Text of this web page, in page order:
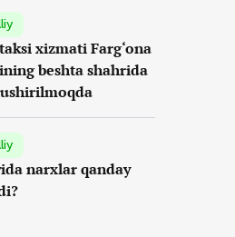
xizmati Farg‘ona
beshta shahrida
narxlar qanday